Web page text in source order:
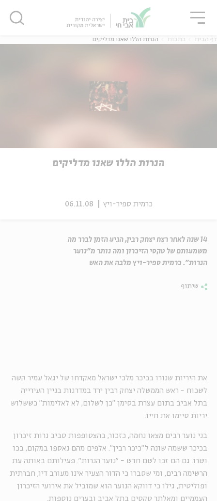
אנגלית
אנגלית
דף הבית כתבות הנרות הללו שאנו מדליקים
הנרות הללו שאנו מדליקים
כרמית ספיר-ויץ 06.11.08
14 שנה לאחר רצח יצחק רבין, הגיע הזמן לברר מה
משמעותם של טקסי הזיכרון ומה נותר מ"נוער
הנרות". כרמית ספיר-ויץ מלבה את האש
שיתוף
את היריות שנורו בכיכר מלכי ישראל מאקדחו של יגאל עמיר קשה
לשכוח - ראש הממשלה יצחק רבין ירד במדרגות בניין העירייה
בתל אביב בתום עצרת בסימן "כן לשלום, לא לאלימות" כששלוש
יריות סיימו את חייו.
בני נוער רבים מצאו נחמה, כזכור, בהצטופפות סביב נרות זיכרון
בכיכר ששמה שונה ל"כיכר רבין". אלפים מהם נאספו במקום, בכו
ושרו. גם הם זכו לשם חדש - "נוער הנרות". פעילותם באותה עת
הרשימה רבים, ומי שסברו כי הדור הצעיר אינו מעורב דיו, חברתית
ופוליטית, גילו כי דווקא הנוער הוא שמוביל את אירועי הזיכרון
העממיים ומאלתר טקסים בתל אביב ובערים נוספות.
סגור